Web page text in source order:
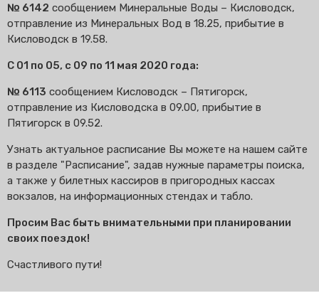
№ 6142 сообщением Минеральные Воды – Кисловодск,
отправление из Минеральных Вод в 18.25, прибытие в
Кисловодск в 19.58.
С 01 по 05, с 09 по 11 мая 2020 года:
№ 6113 сообщением Кисловодск – Пятигорск,
отправление из Кисловодска в 09.00, прибытие в
Пятигорск в 09.52.
Узнать актуальное расписание Вы можете на нашем сайте
в разделе "Расписание", задав нужные параметры поиска,
а также у билетных кассиров в пригородных кассах
вокзалов, на информационных стендах и табло.
Просим Вас быть внимательными при планировании
своих поездок!
Счастливого пути!